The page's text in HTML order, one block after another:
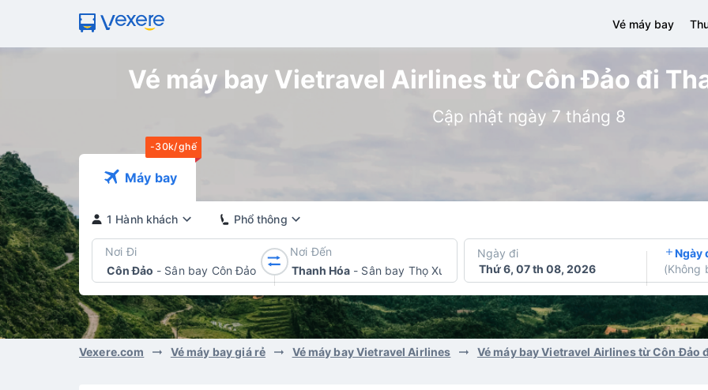
Vé máy bay
Vé máy bay Vietravel Airlines từ Côn Đảo đi
Cập nhật ngày 7 tháng 8
-30k/ghế
Máy bay
1 Hành khách Phổ thông
Nơi Đi
Côn Đảo - Sân bay Côn Đảo
Nơi Đến
Thanh Hóa - Sân bay Thọ Xuân
Ngày đi
Thứ 6, 07 th 08, 2026
Ngày
(Không
Vexere.com Vé máy bay giá rẻ Vé máy bay Vietravel Airlines Vé máy bay Vietravel Airlines từ Côn Đảo